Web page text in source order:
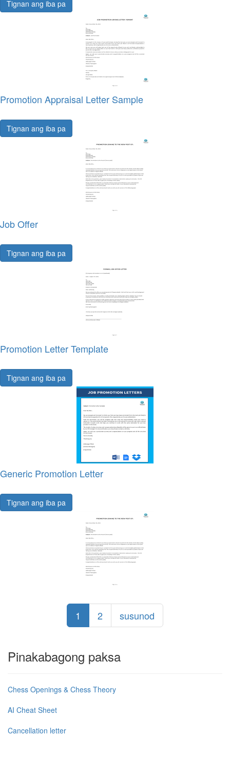
Tignan ang iba pa
Promotion Appraisal Letter Sample
Tignan ang iba pa
Job Offer
Tignan ang iba pa
Promotion Letter Template
Tignan ang iba pa
Generic Promotion Letter
Tignan ang iba pa
1 2 susunod
Pinakabagong paksa
Chess Openings & Chess Theory
AI Cheat Sheet
Cancellation letter